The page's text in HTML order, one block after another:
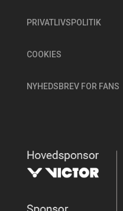
PRIVATLIVSPOLITIK
COOKIES
NYHEDSBREV FOR FANS